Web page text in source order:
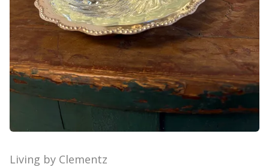
Living by Clementz